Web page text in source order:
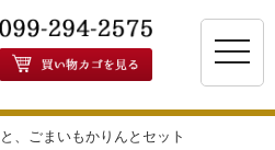
toggle
、ごまいもかりんとセット